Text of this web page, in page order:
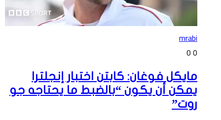
mrabi
0
مايكل فوغان: كابتن اختبار إنجلترا
يمكن أن يكون “بالضبط ما يحتاجه جو
روت”